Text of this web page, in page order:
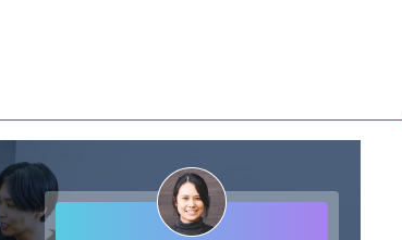
プロの取り組み【秦編】